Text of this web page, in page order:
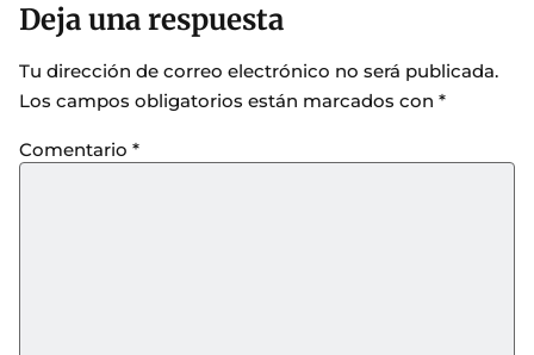
Deja una respuesta
Tu dirección de correo electrónico no será publicada.
Los campos obligatorios están marcados con *
Comentario *